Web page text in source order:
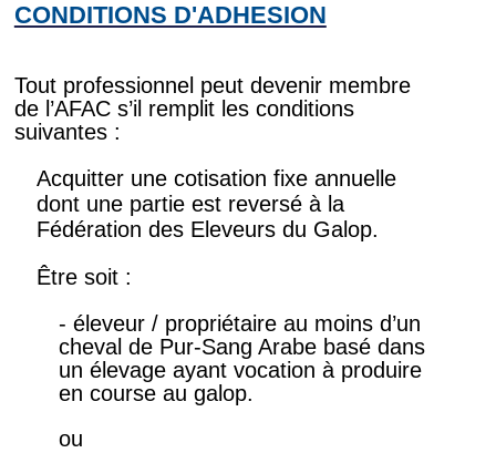
CONDITIONS D'ADHESION
Tout professionnel peut devenir membre
de l’AFAC s’il remplit les conditions
suivantes :
Acquitter une cotisation fixe annuelle
dont une partie est reversé à la
Fédération des Eleveurs du Galop.
Être soit :
- éleveur / propriétaire au moins d’un
cheval de Pur-Sang Arabe basé dans
un élevage ayant vocation à produire
en course au galop.
ou